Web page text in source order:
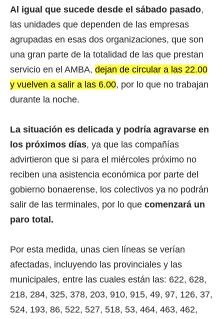
Al igual que sucede desde el sábado pasado,
las unidades que dependen de las empresas
agrupadas en esas dos organizaciones, que son
una gran parte de la totalidad de las que prestan
servicio en el AMBA, dejan de circular a las 22.00
y vuelven a salir a las 6.00, por lo que no trabajan
durante la noche.
La situación es delicada y podría agravarse en
los próximos días, ya que las compañías
advirtieron que si para el miércoles próximo no
reciben una asistencia económica por parte del
gobierno bonaerense, los colectivos ya no podrán
salir de las terminales, por lo que comenzará un
paro total.
Por esta medida, unas cien líneas se verían
afectadas, incluyendo las provinciales y las
municipales, entre las cuales están las: 622, 628,
218, 284, 325, 378, 203, 910, 915, 49, 97, 126, 37,
524, 193, 86, 522, 527, 518, 53, 464, 463, 462,